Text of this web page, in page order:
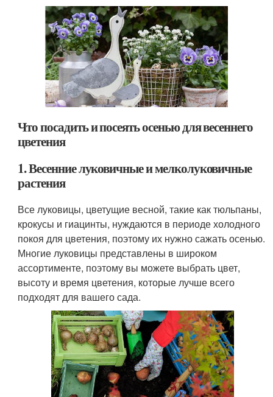
Что посадить и посеять осенью для весеннего
цветения
1. Весенние луковичные и мелколуковичные
растения
Все луковицы, цветущие весной, такие как тюльпаны,
крокусы и гиацинты, нуждаются в периоде холодного
покоя для цветения, поэтому их нужно сажать осенью.
Многие луковицы представлены в широком
ассортименте, поэтому вы можете выбрать цвет,
высоту и время цветения, которые лучше всего
подходят для вашего сада.